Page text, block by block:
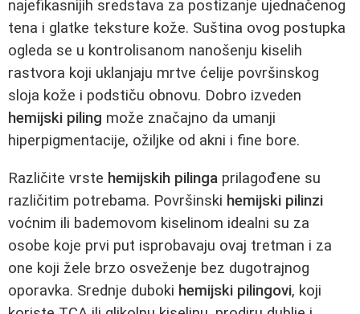
najefikasnijih sredstava za postizanje ujednačenog
tena i glatke teksture kože. Suština ovog postupka
ogleda se u kontrolisanom nanošenju kiselih
rastvora koji uklanjaju mrtve ćelije površinskog
sloja kože i podstiču obnovu. Dobro izveden
hemijski piling može značajno da umanji
hiperpigmentacije, ožiljke od akni i fine bore.
Različite vrste hemijskih pilinga prilagođene su
različitim potrebama. Površinski hemijski pilinzi
voćnim ili bademovom kiselinom idealni su za
osobe koje prvi put isprobavaju ovaj tretman i za
one koji žele brzo osveženje bez dugotrajnog
oporavka. Srednje duboki hemijski pilingovi, koji